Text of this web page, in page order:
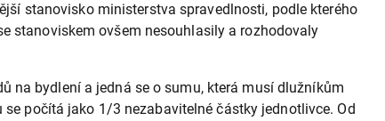
stanovisko ministerstva spravedlnosti, podle kterého
stanoviskem ovšem nesouhlasily a rozhodovaly
na bydlení a jedná se o sumu, která musí dlužníkům
počítá jako 1/3 nezabavitelné částky jednotlivce. Od